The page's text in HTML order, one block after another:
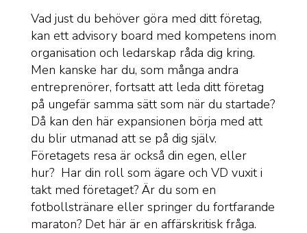
Vad just du behöver göra med ditt företag,
kan ett advisory board med kompetens inom
organisation och ledarskap råda dig kring.
Men kanske har du, som många andra
entreprenörer, fortsatt att leda ditt företag
på ungefär samma sätt som när du startade?
Då kan den här expansionen börja med att
du blir utmanad att se på dig själv.
Företagets resa är också din egen, eller
hur? Har din roll som ägare och VD vuxit i
takt med företaget? Är du som en
fotbollstränare eller springer du fortfarande
maraton? Det här är en affärskritisk fråga.